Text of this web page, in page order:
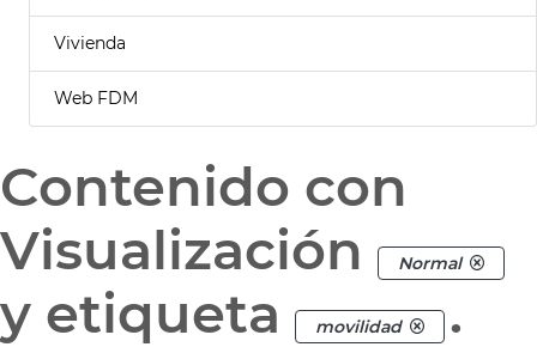
Vivienda
Web FDM
Contenido con
Visualización
Normal
y etiqueta movilidad .